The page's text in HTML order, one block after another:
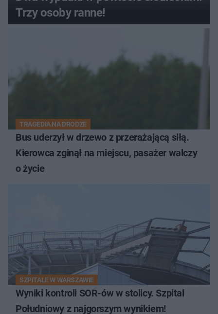
Trzy osoby ranne!
TRAGEDIA NA DRODZE
Bus uderzył w drzewo z przerażającą siłą.
Kierowca zginął na miejscu, pasażer walczy
o życie
SZPITALE W WARSZAWIE
Wyniki kontroli SOR-ów w stolicy. Szpital
Południowy z najgorszym wynikiem!